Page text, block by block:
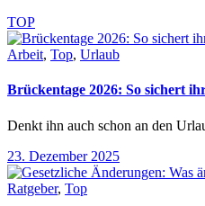
TOP
Arbeit, Top, Urlaub
Brückentage 2026: So sichert
Denkt ihn auch schon an den
23. Dezember 2025
Ratgeber, Top